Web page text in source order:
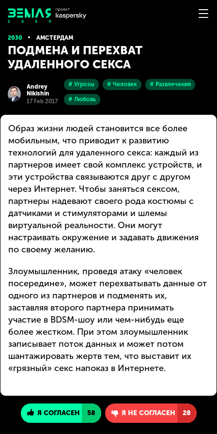
2030 АМСТЕРДАМ
ПОДМЕНА И ПЕРЕХВАТ
УДАЛЕННОГО СЕКСА
Andrey
Nikishin
17 Feb 2017
# Угрозы # Человек # Развлечения
# Любовь
Образ жизни людей становится все более
мобильным, что приводит к развитию
технологий для удаленного секса: каждый из
партнеров имеет свой комплекс устройств, и
эти устройства связываются друг с другом
через Интернет. Чтобы заняться сексом,
партнеры надевают своего рода костюмы с
датчиками и стимуляторами и шлемы
виртуальной реальности. Они могут
настраивать окружение и задавать движения
по своему желанию.
Злоумышленник, проведя атаку «человек
посередине», может перехватывать данные от
одного из партнеров и подменять их,
заставляя второго партнера принимать
участие в BDSM-шоу или чем-нибудь еще
более жестком. При этом злоумышленник
записывает поток данных и может потом
шантажировать жертв тем, что выставит их
«грязный» секс напоказ в Интернете.
Я СОГЛАСЕН 58 Я НЕ СОГЛАСЕН 28